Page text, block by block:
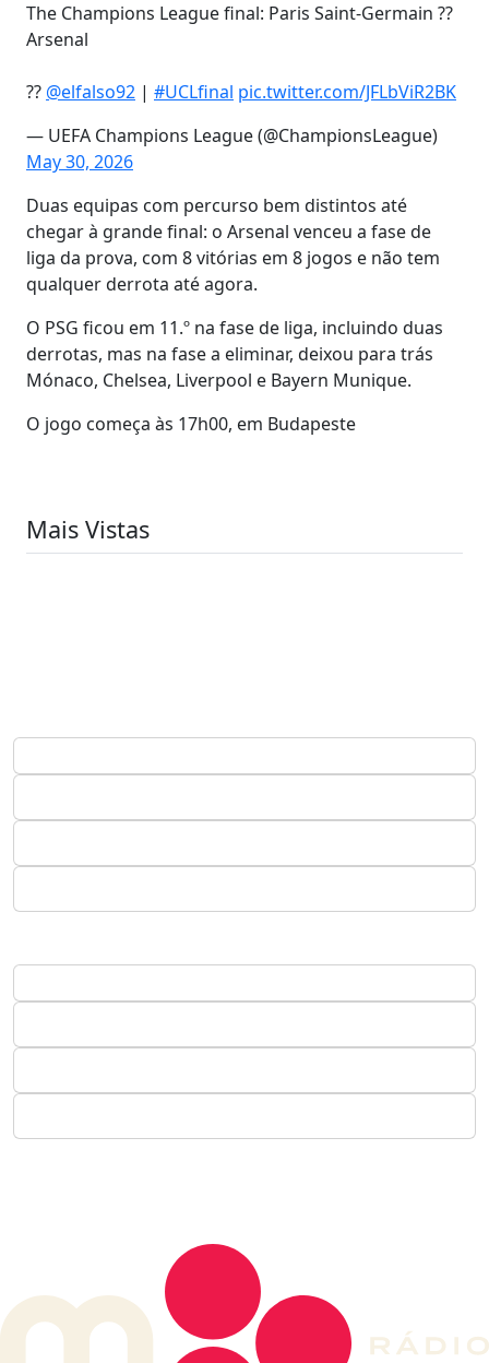
The Champions League final: Paris Saint-Germain ??
Arsenal
?? @elfalso92 | #UCLfinal pic.twitter.com/JFLbViR2BK
— UEFA Champions League (@ChampionsLeague)
May 30, 2026
Duas equipas com percurso bem distintos até
chegar à grande final: o Arsenal venceu a fase de
liga da prova, com 8 vitórias em 8 jogos e não tem
qualquer derrota até agora.
O PSG ficou em 11.º na fase de liga, incluindo duas
derrotas, mas na fase a eliminar, deixou para trás
Mónaco, Chelsea, Liverpool e Bayern Munique.
O jogo começa às 17h00, em Budapeste
Mais Vistas